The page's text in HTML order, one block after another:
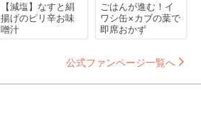
【減塩】なすと絹
揚げのピリ辛お味
噌汁
ごはんが進む！イ
ワシ缶×カブの葉で
即席おかず
公式ファンページ一覧へ